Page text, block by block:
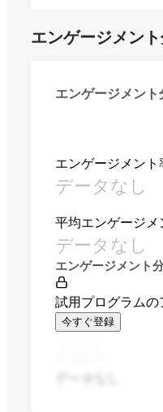
エンゲージメン
エンゲージメント
エンゲージメント
データなし
平均エンゲージメ
データなし
エンゲージメント
試用プログラムの
今すぐ登録